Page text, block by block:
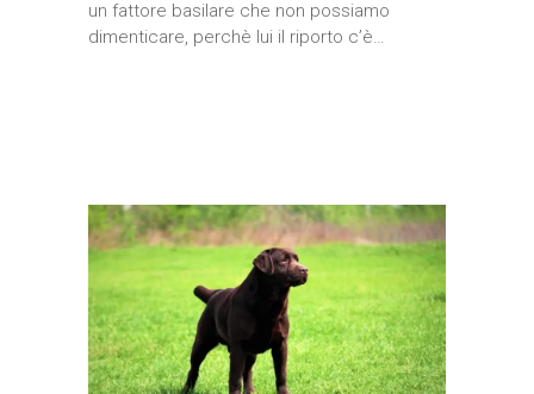
un fattore basilare che non possiamo
dimenticare, perchè lui il riporto c’è…